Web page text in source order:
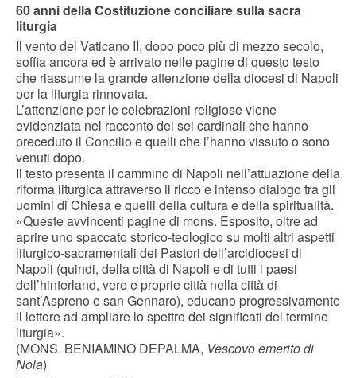
60 anni della Costituzione conciliare sulla sacra
liturgia
Il vento del Vaticano II, dopo poco più di mezzo secolo,
soffia ancora ed è arrivato nelle pagine di questo testo
che riassume la grande attenzione della diocesi di Napoli
per la liturgia rinnovata.
L’attenzione per le celebrazioni religiose viene
evidenziata nel racconto dei sei cardinali che hanno
preceduto il Concilio e quelli che l’hanno vissuto o sono
venuti dopo.
Il testo presenta il cammino di Napoli nell’attuazione della
riforma liturgica attraverso il ricco e intenso dialogo tra gli
uomini di Chiesa e quelli della cultura e della spiritualità.
«Queste avvincenti pagine di mons. Esposito, oltre ad
aprire uno spaccato storico-teologico su molti altri aspetti
liturgico-sacramentali dei Pastori dell’arcidiocesi di
Napoli (quindi, della città di Napoli e di tutti i paesi
dell’hinterland, vere e proprie città nella città di
sant’Aspreno e san Gennaro), educano progressivamente
il lettore ad ampliare lo spettro dei significati del termine
liturgia».
(MONS. BENIAMINO DEPALMA, Vescovo emerito di
Nola)